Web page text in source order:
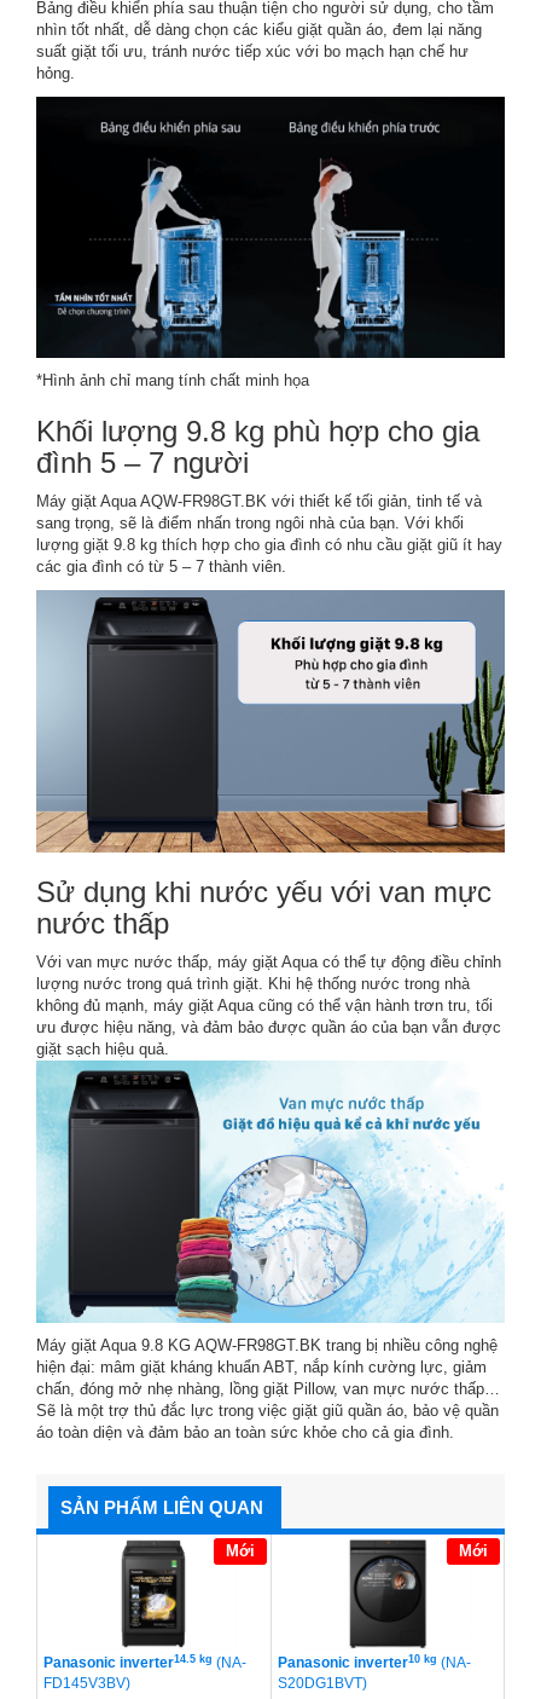
Bảng điều khiển phía sau thuận tiện cho người sử dụng, cho tầm
nhìn tốt nhất, dễ dàng chọn các kiểu giặt quần áo, đem lại năng
suất giặt tối ưu, tránh nước tiếp xúc với bo mạch hạn chế hư
hỏng.
*Hình ảnh chỉ mang tính chất minh họa
Khối lượng 9.8 kg phù hợp cho gia
đình 5 – 7 người
Máy giặt Aqua AQW-FR98GT.BK với thiết kế tối giản, tinh tế và
sang trọng, sẽ là điểm nhấn trong ngôi nhà của bạn. Với khối
lượng giặt 9.8 kg thích hợp cho gia đình có nhu cầu giặt giũ ít hay
các gia đình có từ 5 – 7 thành viên.
Sử dụng khi nước yếu với van mực
nước thấp
Với van mực nước thấp, máy giặt Aqua có thể tự động điều chỉnh
lượng nước trong quá trình giặt. Khi hệ thống nước trong nhà
không đủ mạnh, máy giặt Aqua cũng có thể vận hành trơn tru, tối
ưu được hiệu năng, và đảm bảo được quần áo của bạn vẫn được
giặt sạch hiệu quả.
Máy giặt Aqua 9.8 KG AQW-FR98GT.BK trang bị nhiều công nghệ
hiện đại: mâm giặt kháng khuẩn ABT, nắp kính cường lực, giảm
chấn, đóng mở nhẹ nhàng, lồng giặt Pillow, van mực nước thấp…
Sẽ là một trợ thủ đắc lực trong việc giặt giũ quần áo, bảo vệ quần
áo toàn diện và đảm bảo an toàn sức khỏe cho cả gia đình.
SẢN PHẨM LIÊN QUAN
Mới
Panasonic inverter14.5 kg (NA-
FD145V3BV)
Mới
Panasonic inverter10 kg (NA-
S20DG1BVT)